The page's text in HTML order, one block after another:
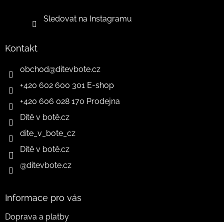
Sledovat na Instagramu
Kontakt
obchod@ditevbote.cz
+420 602 600 301 E-shop
+420 606 028 170 Prodejna
Dítě v botě.cz
dite_v_bote_cz
Dítě v botě.cz
@ditevbote.cz
Informace pro vás
Doprava a platby